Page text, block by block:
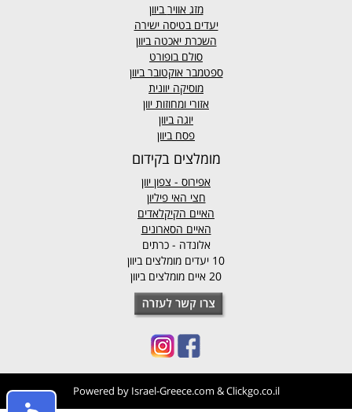
מזג אווירביוון
יעדים בטיסה ישירה
השכרת יאכטה ביוון
סולם בופורט
ספטמבר אוקטובר ביוון
מוסיקה יוונית
אזורי ומחוזות יוון
יוגה ביוון
פסח ביוון
מומלצים בקידום
אפירוס - צפון יוון
חצי האי פיליון
האיים הקיקלאדים
האיים הסארונים
אלונדה - כרתים
10 יעדים מומלצים ביוון
20 איים מומלצים ביוון
Powered by Israel-Greece.com &Clickgo.co.il